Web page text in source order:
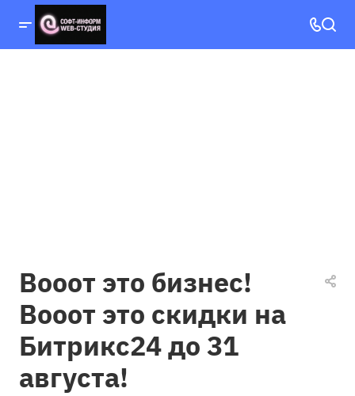
Вооот это бизнес!
Вооот это скидки на
Битрикс24 до 31
августа!